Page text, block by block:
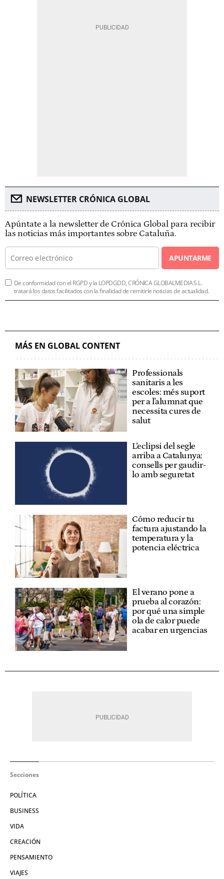
NEWSLETTER CRÓNICA GLOBAL
Apúntate a la newsletter de Crónica Global para recibir
las noticias más importantes sobre Cataluña.
APUNTARME
De conformidad con el RGPD y la LOPDGDD, CRÓNICA GLOBALMEDIA S.L.
tratará los datos facilitados con la finalidad de remitirle noticias de actualidad.
MÁS EN GLOBAL CONTENT
Professionals
sanitaris a les
escoles: més suport
per a l'alumnat que
necessita cures de
salut
L’eclipsi del segle
arriba a Catalunya:
consells per gaudir-
lo amb seguretat
Cómo reducir tu
factura ajustando la
temperatura y la
potencia eléctrica
El verano pone a
prueba al corazón:
por qué una simple
ola de calor puede
acabar en urgencias
Secciones
POLÍTICA
BUSINESS
VIDA
CREACIÓN
PENSAMIENTO
VIAJES